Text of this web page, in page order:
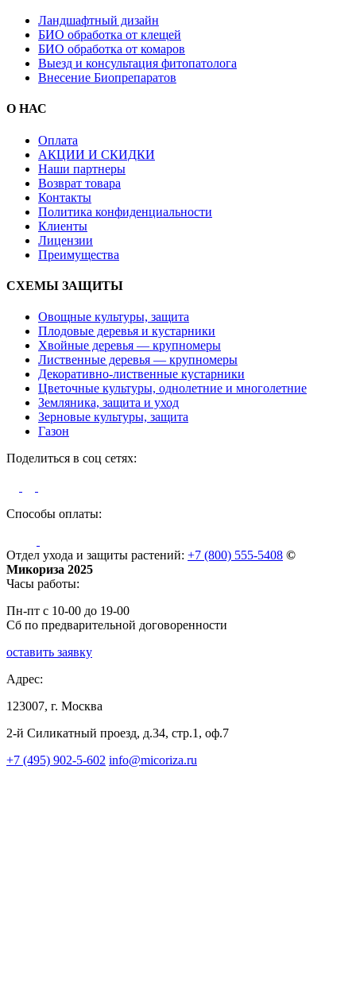
Ландшафтный дизайн
БИО обработка от клещей
БИО обработка от комаров
Выезд и консультация фитопатолога
Внесение Биопрепаратов
О НАС
Оплата
АКЦИИ И СКИДКИ
Наши партнеры
Возврат товара
Контакты
Политика конфиденциальности
Клиенты
Лицензии
Преимущества
СХЕМЫ ЗАЩИТЫ
Овощные культуры, защита
Плодовые деревья и кустарники
Хвойные деревья — крупномеры
Лиственные деревья — крупномеры
Декоративно-лиственные кустарники
Цветочные культуры, однолетние и многолетние
Земляника, защита и уход
Зерновые культуры, защита
Газон
Поделиться в соц сетях:
Способы оплаты:
Отдел ухода и защиты растений: +7 (800) 555-5408 ©
Микориза 2025
Часы работы:
Пн-пт с 10-00 до 19-00
Сб по предварительной договоренности
оставить заявку
Адрес:
123007, г. Москва
2-й Силикатный проезд, д.34, стр.1, оф.7
+7 (495) 902-5-602 info@micoriza.ru